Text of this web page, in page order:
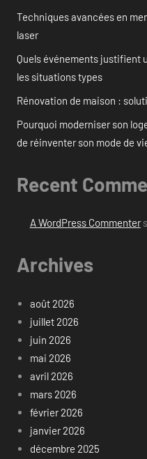
Techniques avancées en
laser
Quels événements justifient
les situations types
Rénovation de maison :
Pourquoi moderniser son
de réinventer son mode de
Recent
A WordPress Commenter
Archives
août 2026
juillet 2026
juin 2026
mai 2026
avril 2026
mars 2026
février 2026
janvier 2026
décembre 2025